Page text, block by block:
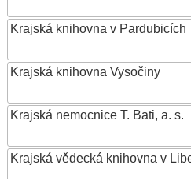
Krajská knihovna v Pardubicích
Krajská knihovna Vysočiny
Krajská nemocnice T. Bati, a. s.
Krajská vědecká knihovna v